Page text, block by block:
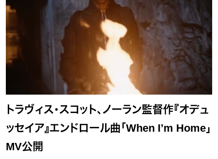
トラヴィス・スコット、ノーラン監督作『オデュ
ッセイア』エンドロール曲「When I’m Home」
MV公開